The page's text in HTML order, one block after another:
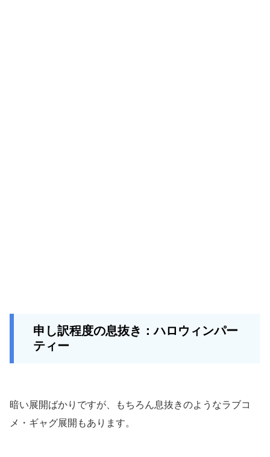
申し訳程度の息抜き：ハロウィンパー
ティー
暗い展開ばかりですが、もちろん息抜きのようなラブコ
メ・ギャグ展開もあります。